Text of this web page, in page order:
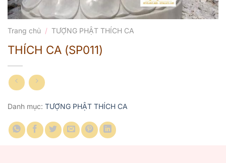
Trang chủ / TƯỢNG PHẬT THÍCH CA
THÍCH CA (SP011)
Danh mục: TƯỢNG PHẬT THÍCH CA